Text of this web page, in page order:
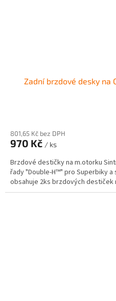
Zadní brzdové desky na
801,65 Kč bez DPH
970 Kč / ks
Brzdové destičky na m.otorku
řady "Double-H™" pro Superbiky
obsahuje 2ks brzdových destiček